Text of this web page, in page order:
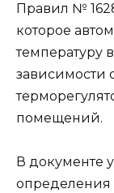
Правил №
которое
температуру
зависимости
помещений.
В документе
определения